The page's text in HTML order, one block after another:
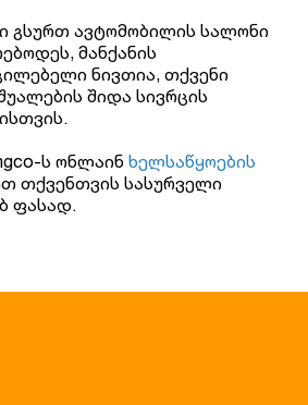
გსურთ ავტომობილის სალონი
მანქანის
ნივთია, თქვენი
შიდა სივრცის
ს ონლაინ ხელსაწყოების
თქვენთვის სასურველი
ფასად.